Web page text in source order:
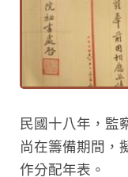
民國十八年，監
尚在籌備期間，
作分配年表。